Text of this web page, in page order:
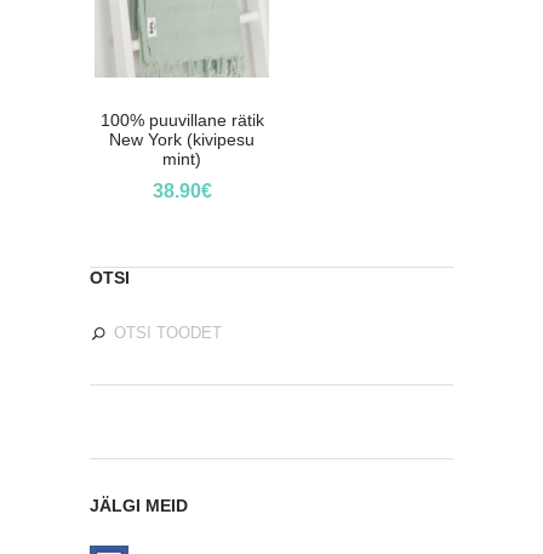
100% puuvillane rätik
New York (kivipesu
mint)
38.90€
OTSI
JÄLGI MEID